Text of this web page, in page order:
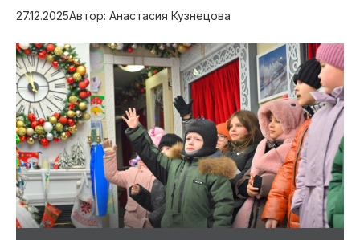
Благоустройство
27.12.2025Автор: Анастасия Кузнецова